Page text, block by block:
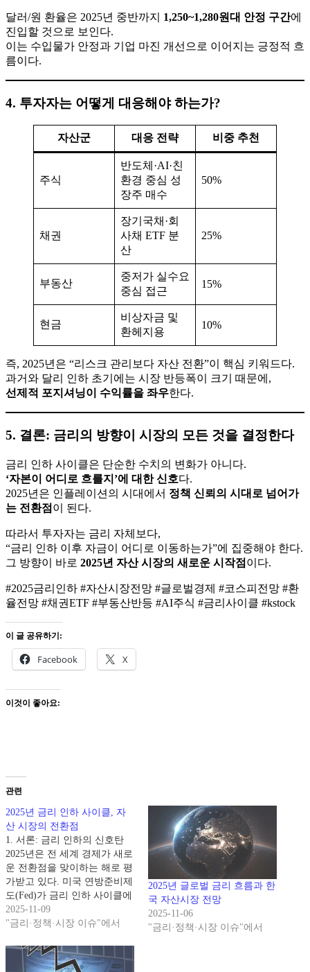
달러/원 환율은 2025년 중반까지 1,250~1,280원대 안정 구간에
진입할 것으로 보인다.
이는 수입물가 안정과 기업 마진 개선으로 이어지는 긍정적 흐
름이다.
4. 투자자는 어떻게 대응해야 하는가?
자산군 대응 전략 비중 추천
주식
반도체·AI·친
환경 중심 성
장주 매수
50%
채권
장기국채·회
사채 ETF 분
산
25%
부동산
중저가 실수요
중심 접근
15%
현금
비상자금 및
환헤지용
10%
즉, 2025년은 “리스크 관리보다 자산 전환”이 핵심 키워드다.
과거와 달리 인하 초기에는 시장 반등폭이 크기 때문에,
선제적 포지셔닝이 수익률을 좌우한다.
5. 결론: 금리의 방향이 시장의 모든 것을 결정한다
금리 인하 사이클은 단순한 수치의 변화가 아니다.
‘자본이 어디로 흐를지’에 대한 신호다.
2025년은 인플레이션의 시대에서 정책 신뢰의 시대로 넘어가
는 전환점 이 된다.
따라서 투자자는 금리 자체보다,
“금리 인하 이후 자금이 어디로 이동하는가”에 집중해야 한다.
그 방향이 바로 2025년 자산 시장의 새로운 시작점 이다.
#2025금리인하 #자산시장전망 #글로벌경제 #코스피전망 #환
율전망 #채권ETF #부동산반등 #AI주식 #금리사이클 #kstock
이 글 공유하기:
Facebook X
이것이 좋아요:
관련
2025년 금리 인하 사이클, 자
산 시장의 전환점
1. 서론: 금리 인하의 신호탄
2025년은 전 세계 경제가 새로
운 전환점을 맞이하는 해로 평
가받고 있다. 미국 연방준비제
도(Fed)가 금리 인하 사이클에
본격적으로 돌입할 가능성이
높아지면서,글로벌 금융시장
짐을 보이고 있다.지난 2년간
의 고금리 환경은 인플레이션
2025-11-09
"금리·정책·시장 이슈"에서
2025년 글로벌 금리 흐름과 한
국 자산시장 전망
2025-11-06
"금리·정책·시장 이슈"에서